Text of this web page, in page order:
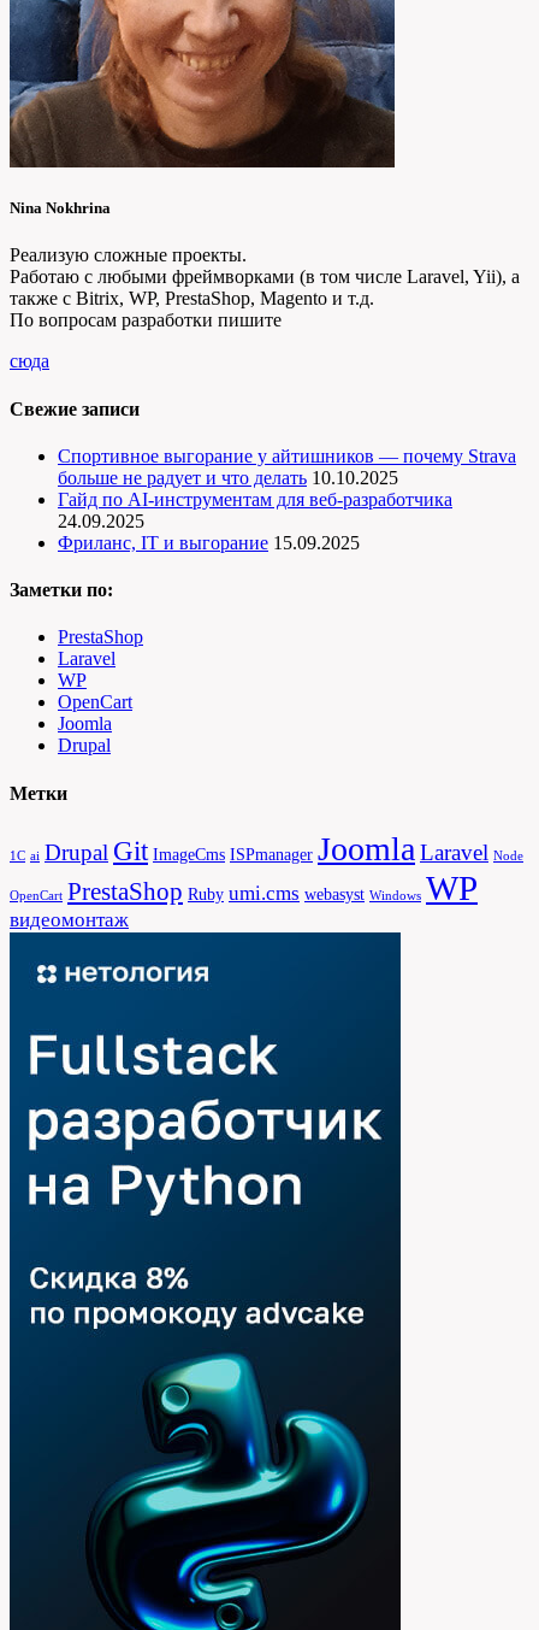
Nina Nokhrina
Реализую сложные проекты.
Работаю с любыми фреймворками (в том числе Laravel, Yii), а
также с Bitrix, WP, PrestaShop, Magento и т.д.
По вопросам разработки пишите
сюда
Свежие записи
Спортивное выгорание у айтишников — почему Strava
больше не радует и что делать 10.10.2025
Гайд по AI-инструментам для веб-разработчика
24.09.2025
Фриланс, IT и выгорание 15.09.2025
Заметки по:
PrestaShop
Laravel
WP
OpenCart
Joomla
Drupal
Метки
1С ai Drupal Git ImageCms ISPmanager Joomla Laravel Node
OpenCart PrestaShop Ruby umi.cms webasyst Windows WP
видеомонтаж